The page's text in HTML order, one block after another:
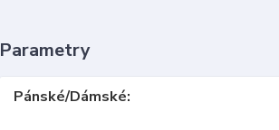
Parametry
Pánské/Dámské